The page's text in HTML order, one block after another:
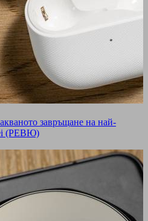
завръщане на най-
(РЕВЮ)